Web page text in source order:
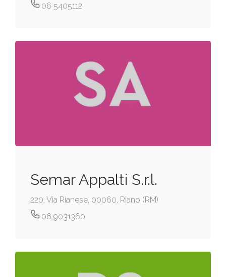
06 5405112
Semar Appalti S.r.l.
220, Via Rianese, 00060, Riano (RM)
06 9031360